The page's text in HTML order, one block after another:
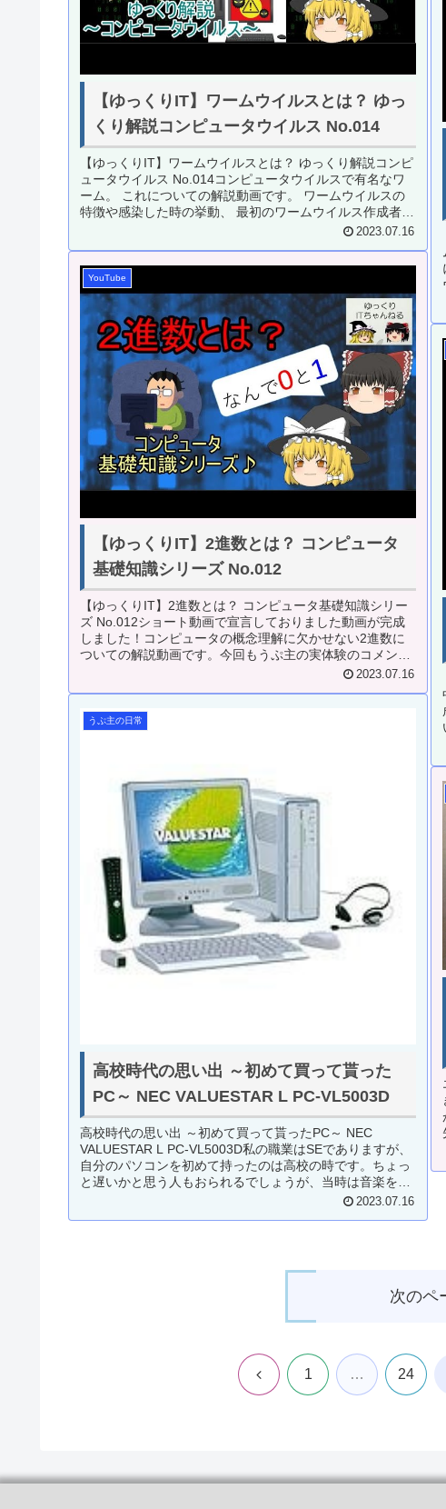
【ゆっくりIT】ワームウイルスとは？ ゆっ
くり解説コンピュータウイルス No.014
【ゆっくりIT】ワームウイルスとは？ ゆっくり解説コンピ
ュータウイルス No.014コンピュータウイルスで有名なワ
ーム。 これについての解説動画です。 ワームウイルスの
特徴や感染した時の挙動、 最初のワームウイルス作成者に
2023.07.16
YouTube
【ゆっくりIT】2進数とは？ コンピュータ
基礎知識シリーズ No.012
【ゆっくりIT】2進数とは？ コンピュータ基礎知識シリー
ズ No.012ショート動画で宣言しておりました動画が完成
しました！コンピュータの概念理解に欠かせない2進数に
ついての解説動画です。今回もうぷ主の実体験のコメント
2023.07.16
うぷ主の日常
高校時代の思い出 ～初めて買って貰った
PC～ NEC VALUESTAR L PC-VL5003D
高校時代の思い出 ～初めて買って貰ったPC～ NEC
VALUESTAR L PC-VL5003D私の職業はSEでありますが、
自分のパソコンを初めて持ったのは高校の時です。ちょっ
と遅いかと思う人もおられるでしょうが、当時は音楽をや
2023.07.16
次のペ
前 1 … 24